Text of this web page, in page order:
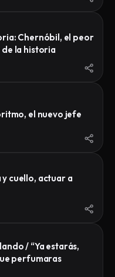
Chernóbil, el peor
la historia
el nuevo jefe
cuello, actuar a
/ “Ya estarás,
perfumaras